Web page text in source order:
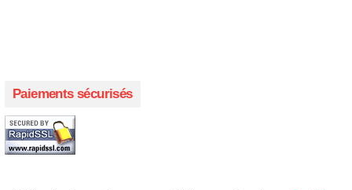
Paiements sécurisés